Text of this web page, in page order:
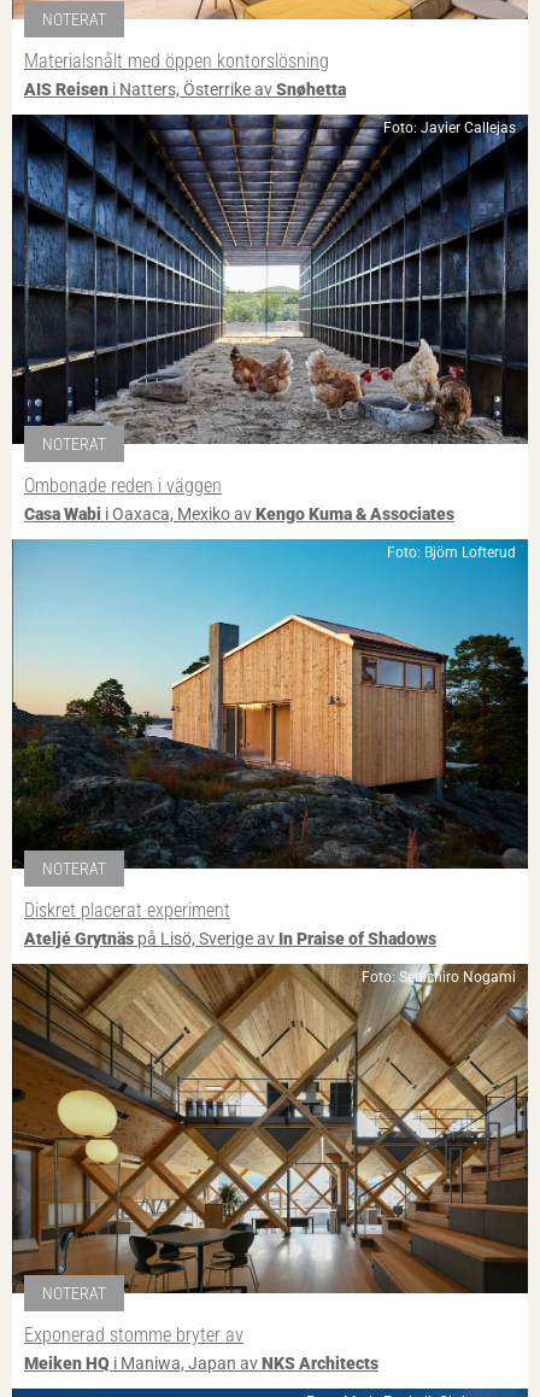
NOTERAT
Materialsnålt med öppen kontorslösning
AIS Reisen i Natters, Österrike avSnøhetta
Foto: Javier Callejas
NOTERAT
Ombonade reden i väggen
Casa Wabi i Oaxaca, Mexiko avKengo Kuma & Associates
Foto: Björn Lofterud
NOTERAT
Diskret placerat experiment
Ateljé Grytnäs på Lisö, Sverige av In Praise of Shadows
Foto: Senichiro Nogami
NOTERAT
Exponerad stomme bryter av
Meiken HQ i Maniwa, Japan avNKS Architects